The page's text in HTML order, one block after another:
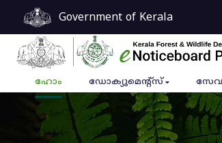
Government of Kerala
ഹോം ഡോക്യുമെൻ്റ്സ്